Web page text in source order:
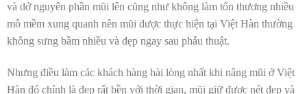
và dở nguyên phần mũi lên cũng như không làm tổn thương nhiều
mô mềm xung quanh nên mũi được thực hiện tại Việt Hàn thường
không sưng bầm nhiều và đẹp ngay sau phẫu thuật.
Nhưng điều làm các khách hàng hài lòng nhất khi nâng mũi ở Việt
Hàn đó chính là đẹp rất bền với thời gian, mũi giữ được nét đẹp và